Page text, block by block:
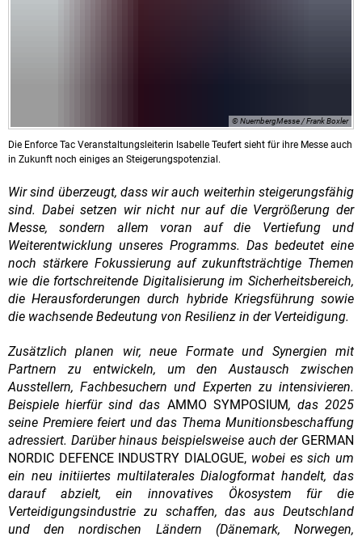
© NuernbergMesse / Frank Boxler
Die Enforce Tac Veranstaltungsleiterin Isabelle Teufert sieht für ihre Messe auch
in Zukunft noch einiges an Steigerungspotenzial.
Wir sind überzeugt, dass wir auch weiterhin steigerungsfähig
sind. Dabei setzen wir nicht nur auf die Vergrößerung der
Messe, sondern allem voran auf die Vertiefung und
Weiterentwicklung unseres Programms. Das bedeutet eine
noch stärkere Fokussierung auf zukunftsträchtige Themen
wie die fortschreitende Digitalisierung im Sicherheitsbereich,
die Herausforderungen durch hybride Kriegsführung sowie
die wachsende Bedeutung von Resilienz in der Verteidigung.
Zusätzlich planen wir, neue Formate und Synergien mit
Partnern zu entwickeln, um den Austausch zwischen
Ausstellern, Fachbesuchern und Experten zu intensivieren.
Beispiele hierfür sind das AMMO SYMPOSIUM, das 2025
seine Premiere feiert und das Thema Munitionsbeschaffung
adressiert. Darüber hinaus beispielsweise auch der GERMAN
NORDIC DEFENCE INDUSTRY DIALOGUE, wobei es sich um
ein neu initiiertes multilaterales Dialogformat handelt, das
darauf abzielt, ein innovatives Ökosystem für die
Verteidigungsindustrie zu schaffen, das aus Deutschland
und den nordischen Ländern (Dänemark, Norwegen,